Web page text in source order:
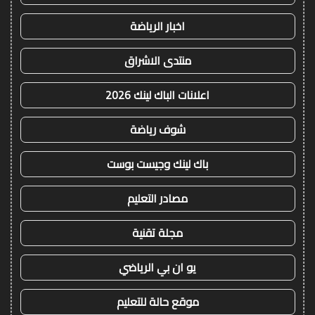
اخبار الرياضة
منتدى الاشراق
اعلانات الباك لينك 2026
شوف رياضة
باك لينك وجيست بوست
مصادر التعليم
مجلة تقنية
يو ان بي الرياضي
موقع حالة للتعليم